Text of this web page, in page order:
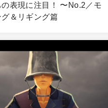
の表現に注目！ 〜No.2／モ
＆リギング篇